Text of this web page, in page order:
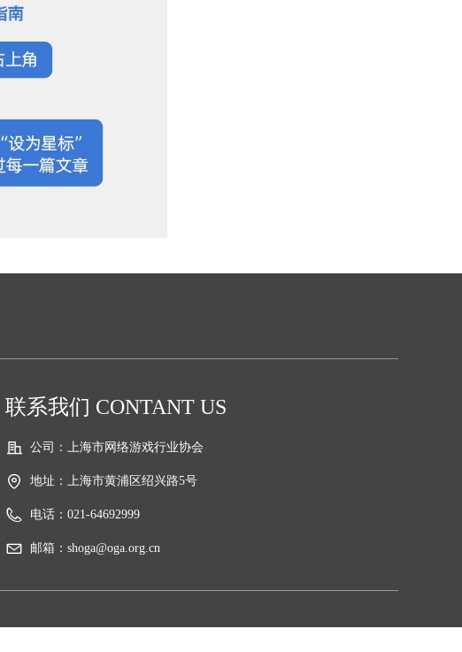
联系我们 CONTANT US
公司： 上海市网络游戏行业协会
地址： 上海市黄浦区绍兴路5号
电话： 021-64692999
邮箱： shoga@oga.org.cn